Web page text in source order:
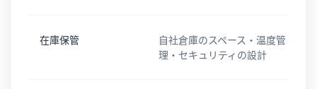
在庫保管
自社倉庫のスペース・温度管
理・セキュリティの設計